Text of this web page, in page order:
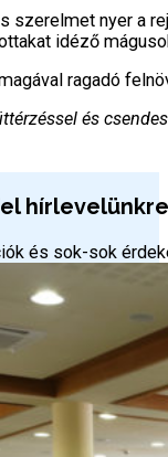
szerelmet nyer a
idéző
ragadó
és
fel
és sok-sok